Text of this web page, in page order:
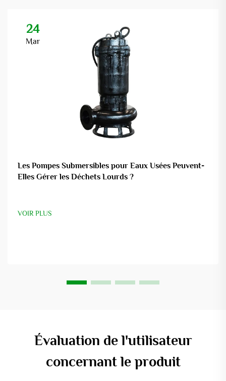
24
Mar
Les Pompes Submersibles pour Eaux Usées Peuvent-
Elles Gérer les Déchets Lourds ?
VOIR PLUS
Évaluation de l'utilisateur
concernant le produit